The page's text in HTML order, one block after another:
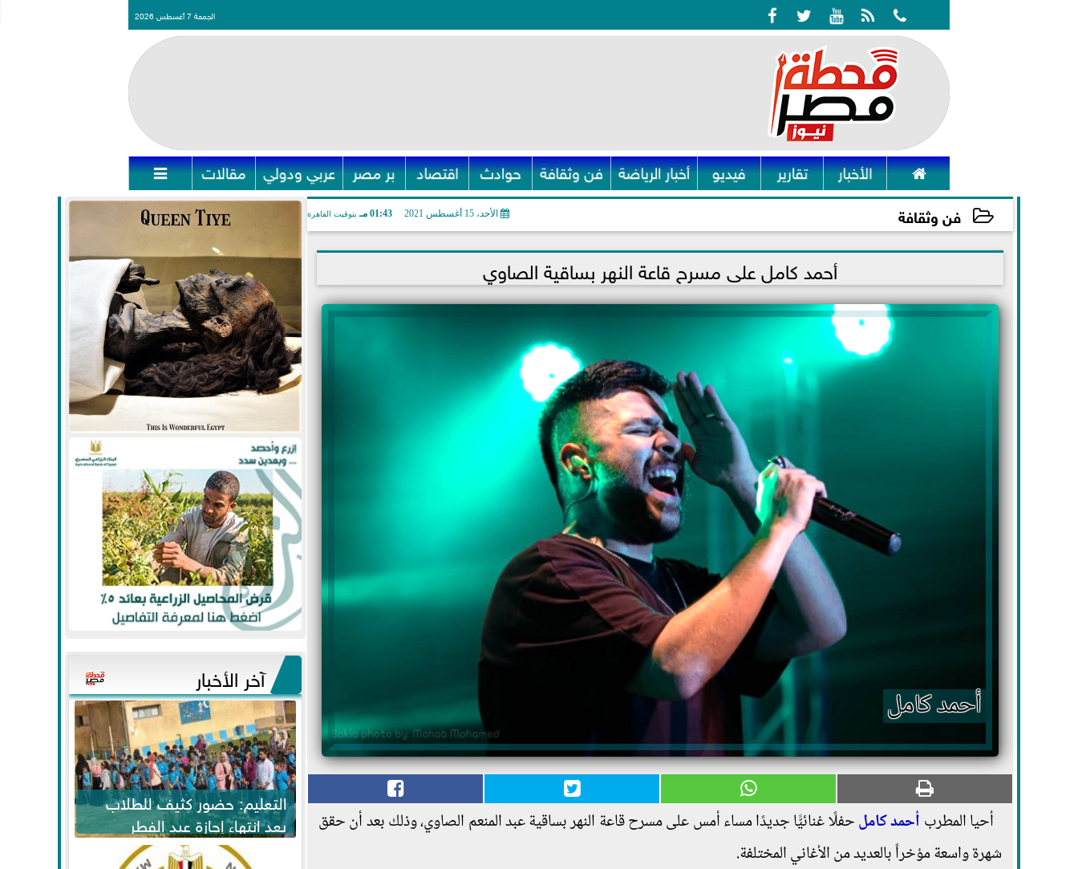
     الجمعة 7 أغسطس 2026
 الأخبار تقارير فيديو أخبار الرياضة فن وثقافة حوادث اقتصاد بر مصر عربي ودولي مقالات 
فن وثقافة الأحد، 15 أغسطس 2021 01:43 مـ بتوقيت القاهرة
2021-08-15 13:43:31 أحمد كامل على مسرح قاعة النهر بساقية الصاوي
أحمد كامل
أحيا المطرب أحمد كاملحفلًا غنائيًّا جديدًا مساء أمس على مسرح قاعة النهر بساقية عبد المنعم الصاوي، وذلك بعد أن حقق
شهرة واسعة مؤخراً بالعديد من الأغاني المختلفة.
آخر الأخبار
التعليم: حضور كثيف للطلاب
بعد انتهاء إجازة عيد الفطر
لاستكمال المناهج